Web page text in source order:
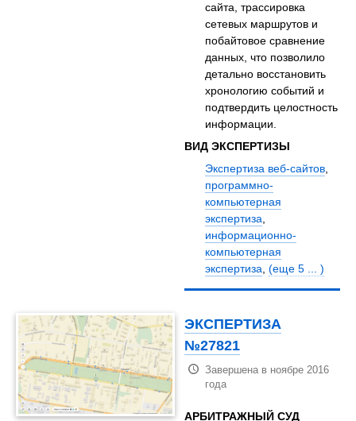
сайта, трассировка
сетевых маршрутов и
побайтовое сравнение
данных, что позволило
детально восстановить
хронологию событий и
подтвердить целостность
информации.
ВИД ЭКСПЕРТИЗЫ
Экспертиза веб-сайтов,
программно-
компьютерная
экспертиза,
информационно-
компьютерная
экспертиза,(еще 5 ... )
ЭКСПЕРТИЗА
№27821
Завершена в ноябре 2016
года
АРБИТРАЖНЫЙ СУД